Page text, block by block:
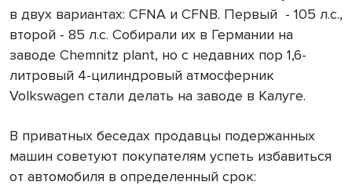
в двух вариантах: CFNA и CFNB. Первый - 105 л.с.,
второй - 85 л.с. Собирали их в Германии на
заводе Chemnitz plant, но с недавних пор 1,6-
литровый 4-цилиндровый атмосферник
Volkswagen стали делать на заводе в Калуге.
В приватных беседах продавцы подержанных
машин советуют покупателям успеть избавиться
от автомобиля в определенный срок: